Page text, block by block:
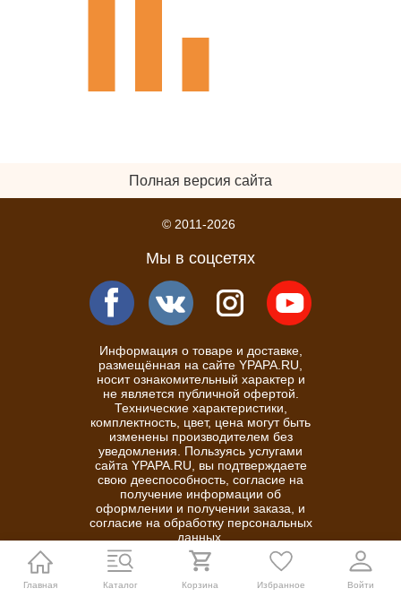
Полная версия сайта
© 2011-2026
Мы в соцсетях
Информация о товаре и доставке,
размещённая на сайте YPAPA.RU,
носит ознакомительный характер и
не является публичной офертой.
Технические характеристики,
комплектность, цвет, цена могут быть
изменены производителем без
уведомления. Пользуясь услугами
сайта YPAPA.RU, вы подтверждаете
свою дееспособность, согласие на
получение информации об
оформлении и получении заказа, и
согласие на обработку персональных
данных.
Политика конфиденциальности
Главная Каталог Корзина Избранное Войти